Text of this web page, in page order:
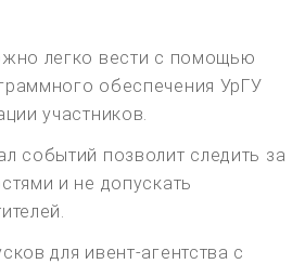
легко вести с помощью
обеспечения УрГУ
участников.
событий позволит следить за
и не допускать
для ивент-агентства с